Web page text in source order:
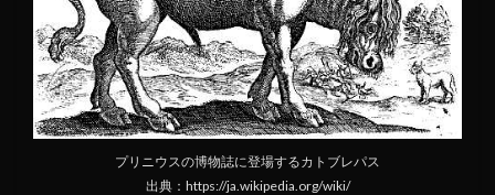
プリニウスの博物誌に登場するカトブレパス
出典：https://ja.wikipedia.org/wiki/